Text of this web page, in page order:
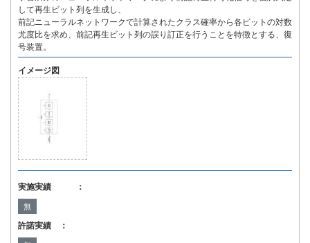
して再生ビット列を生成し、
前記ニューラルネットワークで計算されたクラス確率から各ビットの対数
尤度比を求め、前記再生ビット列の誤り訂正を行うことを特徴とする、復
号装置。
イメージ図
実施実績 ：
無
許諾実績 ：